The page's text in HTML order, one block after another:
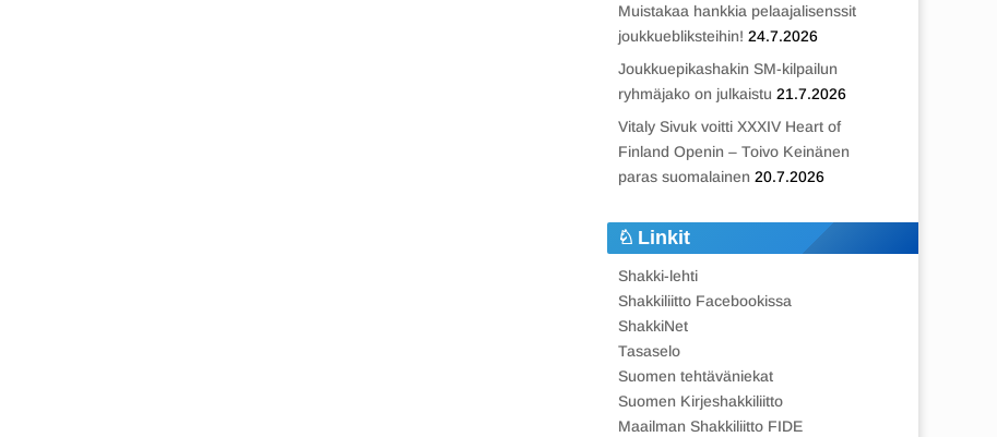
Muistakaa hankkia pelaajalisenssit
joukkuebliksteihin! 24.7.2026
Joukkuepikashakin SM-kilpailun
ryhmäjako on julkaistu 21.7.2026
Vitaly Sivuk voitti XXXIV Heart of
Finland Openin – Toivo Keinänen
paras suomalainen 20.7.2026
Linkit
Shakki-lehti
Shakkiliitto Facebookissa
ShakkiNet
Tasaselo
Suomen tehtäväniekat
Suomen Kirjeshakkiliitto
Maailman Shakkiliitto FIDE